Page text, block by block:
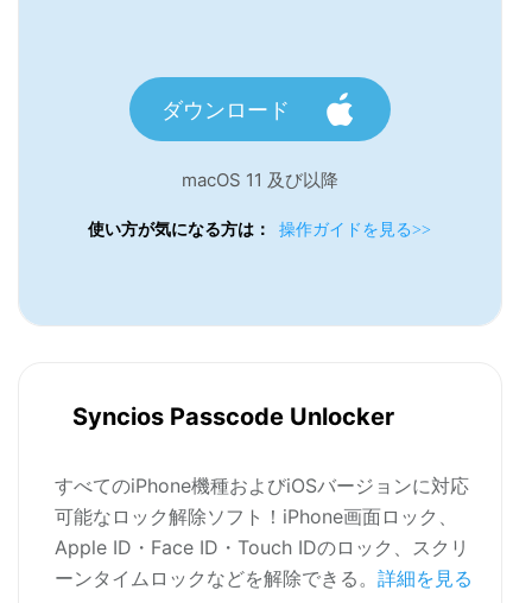
ダウンロード
macOS 11 及び以降
使い方が気になる方は： 操作ガイドを見る>>
Syncios Passcode Unlocker
すべてのiPhone機種およびiOSバージョンに対応
可能なロック解除ソフト！iPhone画面ロック、
Apple ID・Face ID・Touch IDのロック、スクリ
ーンタイムロックなどを解除できる。 詳細を見る